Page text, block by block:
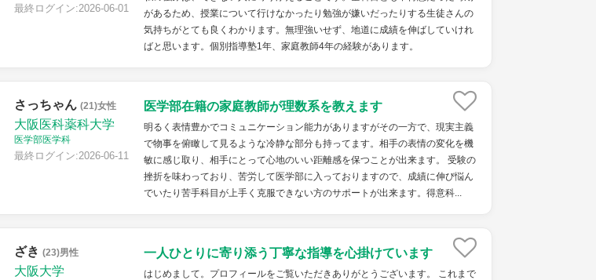
最終ログイン:2026-06-01
があるため、授業について行けなかったり勉強が嫌いだったりする生徒さんの
気持ちがとても良くわかります。無理強いせず、地道に成績を伸ばしていけれ
ばと思います。個別指導塾1年、家庭教師4年の経験があります。
さっちゃん (21)女性
大阪医科薬科大学
医学部医学科
最終ログイン:2026-06-11
医学部在籍の家庭教師が理数系を教えます
明るく表情豊かでコミュニケーション能力がありますがその一方で、現実主義
で物事を俯瞰して見るような冷静な部分も持ってます。相手の表情の変化を機
敏に感じ取り、相手にとって心地のいい距離感を保つことが出来ます。 受験の
挫折を味わっており、苦労して医学部に入っておりますので、成績に伸び悩ん
でいたり苦手科目が上手く克服できない方のサポートが出来ます。得意科...
ざき (23)男性
大阪大学
一人ひとりに寄り添う丁寧な指導を心掛けています
はじめまして。プロフィールをご覧いただきありがとうございます。 これまで